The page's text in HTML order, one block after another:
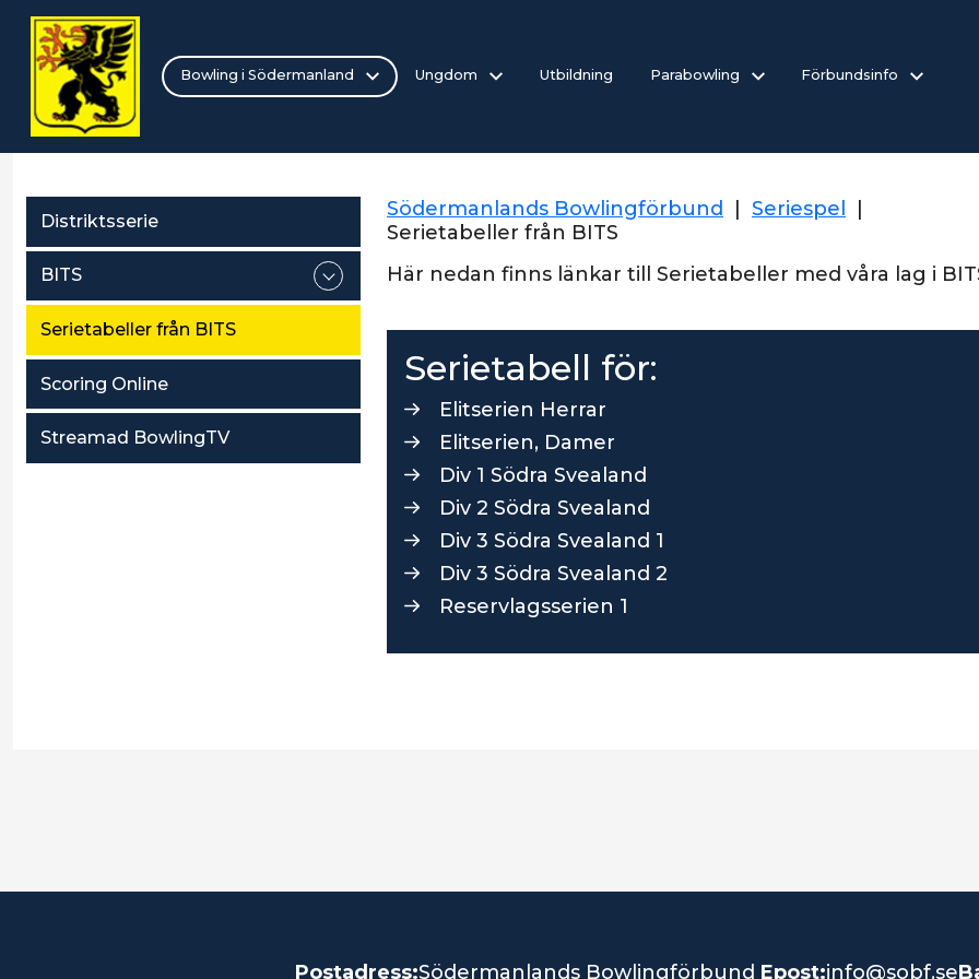
Bowling i Södermanland Ungdom Utbildning Parabowling Förbundsinfo
Distriktsserie
BITS
Serietabeller från BITS
Scoring Online
Streamad BowlingTV
Södermanlands Bowlingförbund Seriespel
Serietabeller från BITS
Här nedan finns länkar till Serietabeller med våra lag i
Serietabell för:
Elitserien Herrar
Elitserien, Damer
Div 1 Södra Svealand
Div 2 Södra Svealand
Div 3 Södra Svealand 1
Div 3 Södra Svealand 2
Reservlagsserien 1
Postadress:Södermanlands Bowlingförbund Epost:info@sobf.se